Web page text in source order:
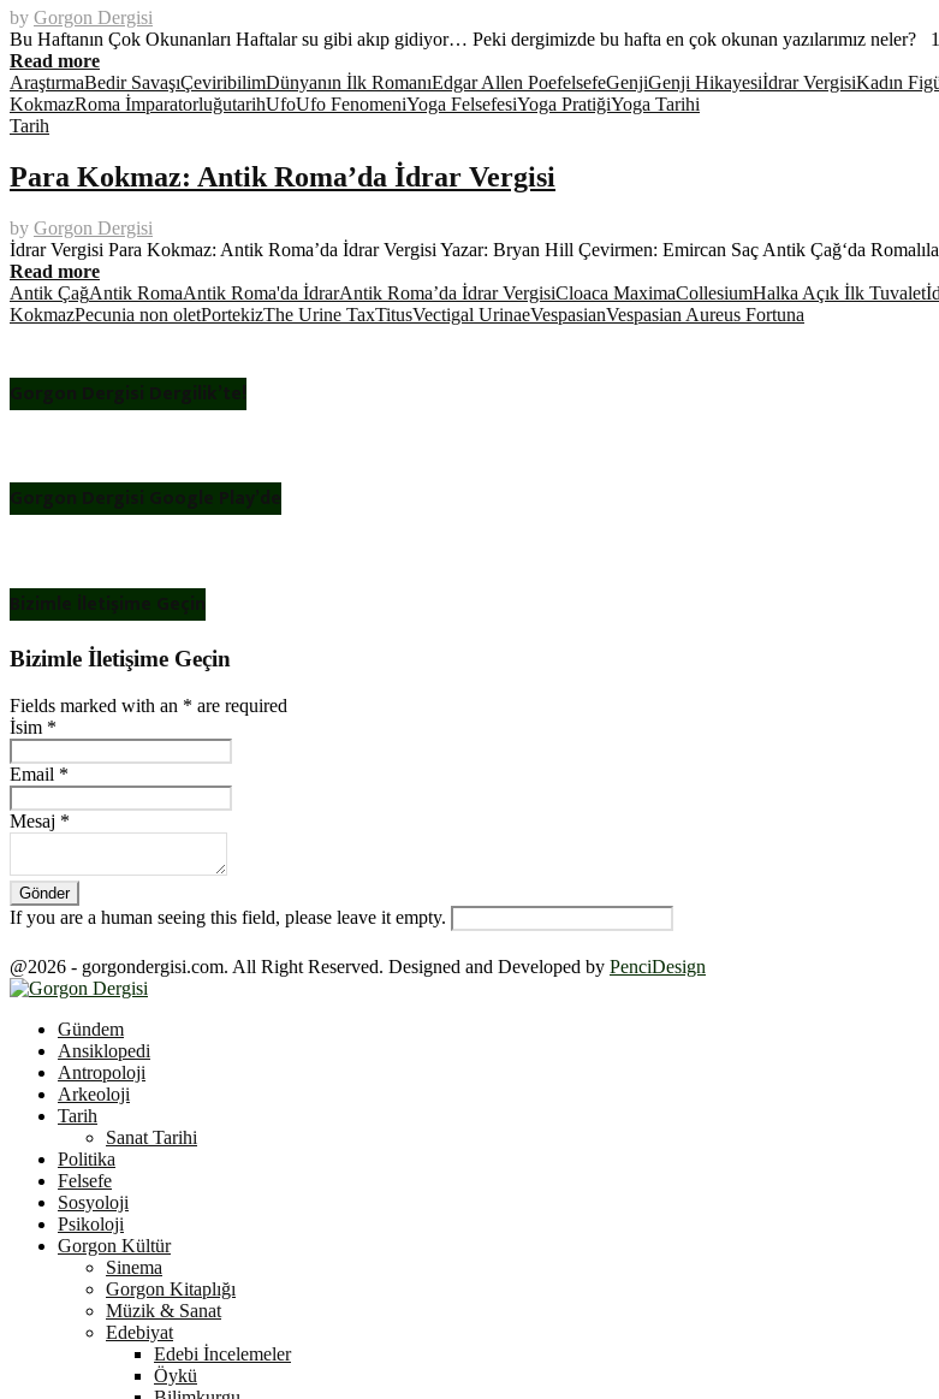
by Gorgon Dergisi
Bu Haftanın Çok Okunanları Haftalar su gibi akıp gidiyor… Peki dergimizde bu hafta en çok okunan yazılarımız neler? 1
Read more
AraştırmaBedir SavaşıÇeviribilimDünyanın İlk RomanıEdgar Allen PoefelsefeGenjiGenji Hikayesiİdrar VergisiKadın
KokmazRoma İmparatorluğutarihUfoUfo FenomeniYoga FelsefesiYoga PratiğiYoga Tarihi
Tarih
Para Kokmaz: Antik Roma’da İdrar Vergisi
by Gorgon Dergisi
İdrar Vergisi Para Kokmaz: Antik Roma’da İdrar Vergisi Yazar: Bryan Hill Çevirmen: Emircan Saç Antik Çağ‘da
Read more
Antik ÇağAntik RomaAntik Roma'da İdrarAntik Roma’da İdrar VergisiCloaca MaximaCollesiumHalka Açık İlk Tuvalet
KokmazPecunia non oletPortekizThe Urine TaxTitusVectigal UrinaeVespasianVespasian Aureus Fortuna
Gorgon Dergisi Dergilik’te!
Gorgon Dergisi Google Play’de
Bizimle İletişime Geçin
Bizimle İletişime Geçin
Fields marked with an * are required
İsim *
Email *
Mesaj *
If you are a human seeing this field, please leave it empty.
@2026 - gorgondergisi.com. All Right Reserved. Designed and Developed by PenciDesign
Gündem
Ansiklopedi
Antropoloji
Arkeoloji
Tarih
Sanat Tarihi
Politika
Felsefe
Sosyoloji
Psikoloji
Gorgon Kültür
Sinema
Gorgon Kitaplığı
Müzik & Sanat
Edebiyat
Edebi İncelemeler
Öykü